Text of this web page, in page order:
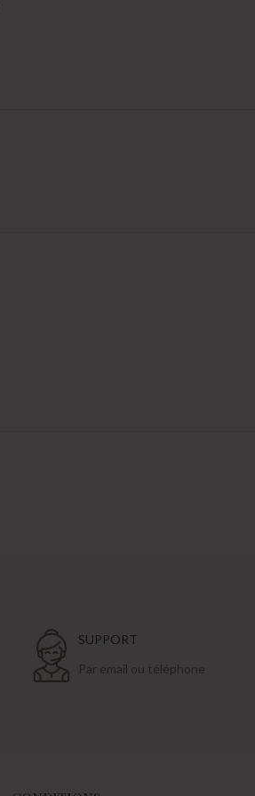
SUPPORT
Par email ou téléphone